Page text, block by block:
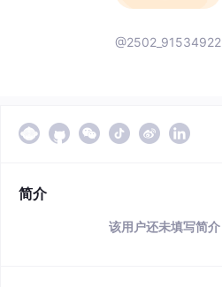
@2502_91534922
简介
该用户还未填写简介